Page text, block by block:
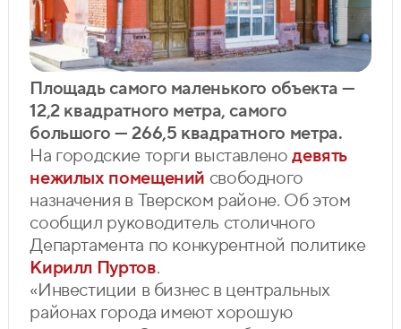
Площадь самого маленького объекта —
12,2 квадратного метра, самого
большого — 266,5 квадратного метра.
На городские торги выставленодевять
нежилых помещений свободного
назначения в Тверском районе. Об этом
сообщил руководитель столичного
Департамента по конкурентной политике
Кирилл Пуртов.
«Инвестиции в бизнес в центральных
районах города имеют хорошую